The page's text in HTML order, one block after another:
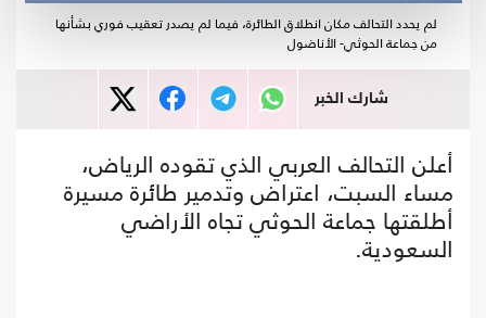
لم يحدد التحالف مكان انطلاق الطائرة، فيما لم يصدر تعقيب فوري بشأنها
من جماعة الحوثي- الأناضول
شارك الخبر
أعلن التحالف العربي الذي تقوده الرياض،
مساء السبت، اعتراض وتدمير طائرة مسيرة
أطلقتها جماعة الحوثي تجاه الأراضي
السعودية.